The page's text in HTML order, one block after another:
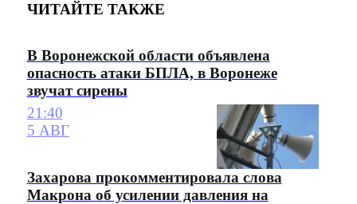
ЧИТАЙТЕ ТАКЖЕ
В Воронежской области объявлена
опасность атаки БПЛА, в Воронеже
звучат сирены
21:40
5 АВГ
Захарова прокомментировала слова
Макрона об усилении давления на